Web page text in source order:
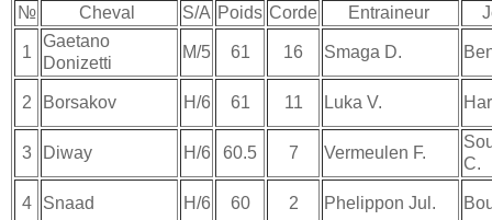
№
Cheval S/A Poids Corde Entraineur
1
Gaetano
Donizetti
M/5 61 16 Smaga D.
2 Borsakov H/6 61 11 Luka V.
3 Diway H/6 60.5 7 Vermeulen F.
C.
4 Snaad H/6 60 2 Phelippon Jul.